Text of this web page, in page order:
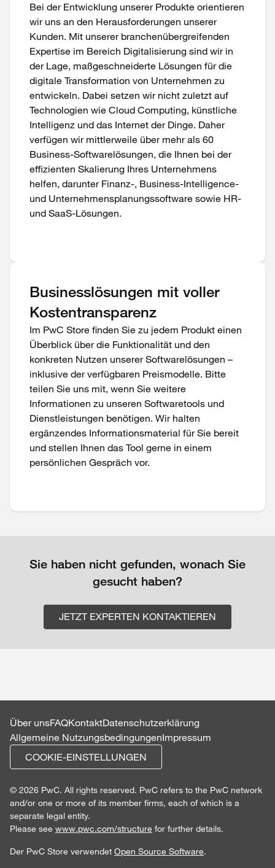
Bei der Entwicklung unserer Produkte orientieren
wir uns an den Herausforderungen unserer
Kunden. Mit unserer branchenübergreifenden
Expertise im Bereich Digitalisierung sind wir in
der Lage, maßgeschneiderte Lösungen für die
digitale Transformation von Unternehmen zu
entwickeln. Dabei setzen wir nicht zuletzt auf
Technologien wie Cloud Computing, künstliche
Intelligenz und das Internet der Dinge. Daher
verfügen wir mittlerweile über mehr als 60
Business-Softwarelösungen, die Ihnen bei der
effizienten Skalierung Ihres Unternehmens
helfen, darunter Finanz-, Business-Intelligence-
und Unternehmensplanungssoftware sowie HR-
und SaaS-Lösungen.
Businesslösungen mit voller
Kostentransparenz
Im PwC Store finden Sie zu jedem Produkt einen
Überblick über die Funktionalität und den
konkreten Nutzen unserer Softwarelösungen –
inklusive der verfügbaren Preismodelle. Bitte
teilen Sie uns mit, wenn Sie weitere
Informationen zu unseren Softwaretools und
Dienstleistungen benötigen. Wir halten
ergänzendes Informationsmaterial für Sie bereit
und stellen Ihnen das Tool gerne in einem
persönlichen Gespräch vor.
Sie haben nicht gefunden, wonach Sie
gesucht haben?
JETZT EXPERTEN KONTAKTIEREN
Über unsFAQKontaktDatenschutzerklärung
Allgemeine NutzungsbedingungenImpressum
COOKIE-EINSTELLUNGEN
© 2026 PwC. All rights reserved. PwC refers to the PwC network
and/or one or more of its member firms, each of which is a
separate legal entity.
Please see www.pwc.com/structure for further details.
Der PwC Store verwendet Open Source Software.